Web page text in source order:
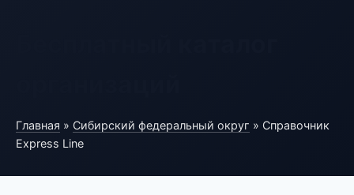
Главная » Сибирский федеральный округ » Справочник
Express Line